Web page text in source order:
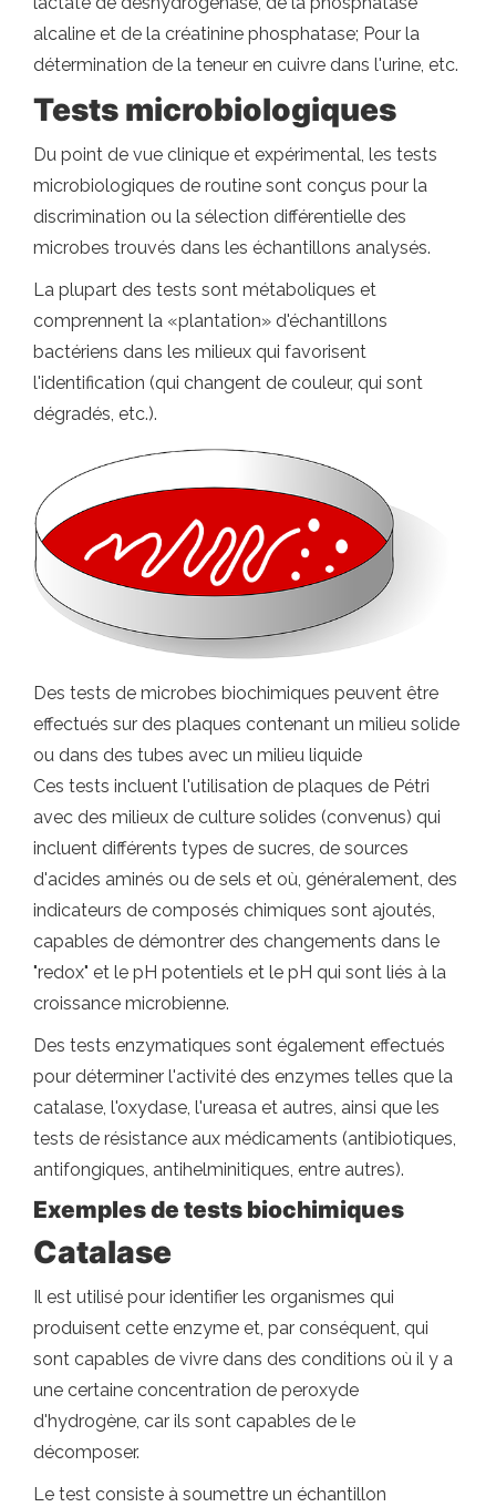
alcaline et de la créatinine phosphatase; Pour la
détermination de la teneur en cuivre dans l'urine, etc.
Tests microbiologiques
Du point de vue clinique et expérimental, les tests
microbiologiques de routine sont conçus pour la
discrimination ou la sélection différentielle des
microbes trouvés dans les échantillons analysés.
La plupart des tests sont métaboliques et
comprennent la «plantation» d'échantillons
bactériens dans les milieux qui favorisent
l'identification (qui changent de couleur, qui sont
dégradés, etc.).
Des tests de microbes biochimiques peuvent être
effectués sur des plaques contenant un milieu solide
ou dans des tubes avec un milieu liquide
Ces tests incluent l'utilisation de plaques de Pétri
avec des milieux de culture solides (convenus) qui
incluent différents types de sucres, de sources
d'acides aminés ou de sels et où, généralement, des
indicateurs de composés chimiques sont ajoutés,
capables de démontrer des changements dans le
"redox" et le pH potentiels et le pH qui sont liés à la
croissance microbienne.
Des tests enzymatiques sont également effectués
pour déterminer l'activité des enzymes telles que la
catalase, l'oxydase, l'ureasa et autres, ainsi que les
tests de résistance aux médicaments (antibiotiques,
antifongiques, antihelminitiques, entre autres).
Exemples de tests biochimiques
Catalase
Il est utilisé pour identifier les organismes qui
produisent cette enzyme et, par conséquent, qui
sont capables de vivre dans des conditions où il y a
une certaine concentration de peroxyde
d'hydrogène, car ils sont capables de le
décomposer.
Le test consiste à soumettre un échantillon